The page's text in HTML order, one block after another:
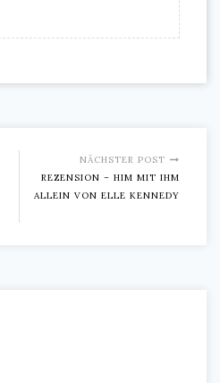
NÄCHSTER POST
REZENSION – HIM MIT IHM
ALLEIN VON ELLE KENNEDY